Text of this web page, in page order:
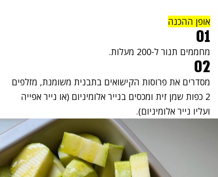
אופן ההכנה
01
מחממים תנור ל-200 מעלות.
02
מסדרים את פרוסות הקישואים בתבנית משומנת, מזלפים
2 כפות שמן זית ומכסים בנייר אלומיניום (או נייר אפייה
ועליו נייר אלומיניום).